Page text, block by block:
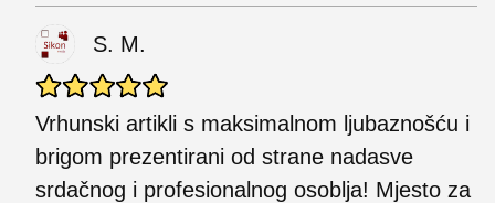
S. M.
Vrhunski artikli s maksimalnom ljubaznošću i
brigom prezentirani od strane nadasve
srdačnog i profesionalnog osoblja! Mjesto za